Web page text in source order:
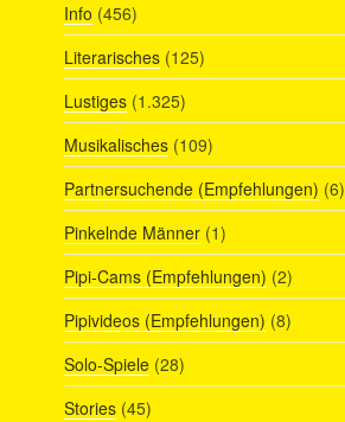
Info (456)
Literarisches(125)
Lustiges(1.325)
Musikalisches(109)
Partnersuchende (Empfehlungen) (6)
Pinkelnde Männer(1)
Pipi-Cams (Empfehlungen) (2)
Pipivideos (Empfehlungen) (8)
Solo-Spiele(28)
Stories(45)